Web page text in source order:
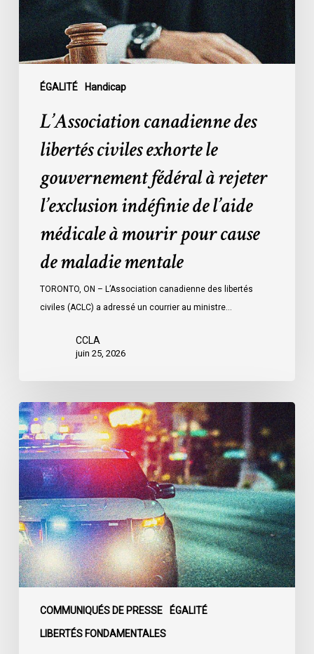
ÉGALITÉ Handicap
gouvernement
fédéral
rejeter
l’exclusion
l’aide
médicale
mourir
cause
maladie
mentale
L’Association canadienne des
libertés civiles exhorte le
gouvernement fédéral à rejeter
l’exclusion indéfinie de l’aide
médicale à mourir pour cause
de maladie mentale
TORONTO, ON – L’Association canadienne des libertés
civiles (ACLC) a adressé un courrier au ministre…
CCLA
juin 25, 2026
COMMUNIQUÉS DE PRESSE ÉGALITÉ
LIBERTÉS FONDAMENTALES
Appels
en
faveur
d’une
commission
d’enquête
publique
sur
le
racisme